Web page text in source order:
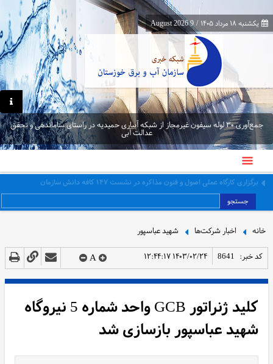
یکشنبه ۱۸ مرداد ۱۴۰۵ /
9 August 2026
جمع‌آوری ۳۰ لوله سیفون غیرمجاز از شبکه آبیاری حمیدیه در راستای ساماندهی و تحقق
عدالت آبی
برگزاری کارگاه عملی اصول و فنون مذاکره در نشست ۱۴۷ کافه دانش سازمان
جستجو
خانه اخبار شرکت‌ها شهید عباسپور
کد خبر: 8641 ۱۴۰۳/۰۲/۲۴ ۱۲:۴۴:۱۷ A
کلید ژنراتور GCB واحد شماره 5 نیروگاه
شهید عباسپور بازسازی شد